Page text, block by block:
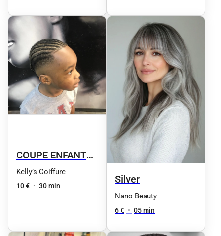
COUPE ENFANT
(-12 ANS)
Kelly’s Coiffure
10 € • 30 min
Silver
Nano Beauty
6 € • 05 min